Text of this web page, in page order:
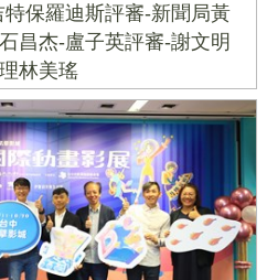
保羅迪斯評審-新聞局黃
昌杰-盧子英評審-謝文明
林美瑤